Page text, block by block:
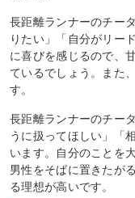
長距離ランナーのチー
りたい」「自分がリー
に喜びを感じるので、
ているでしょう。また
す。
長距離ランナーのチー
うに扱ってほしい」「
います。自分のことを
男性をそばに置きたが
る理想が高いです。